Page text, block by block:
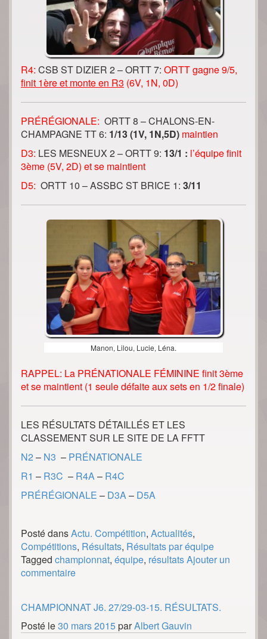
R4: CSB ST DIZIER 2 – ORTT 7: ORTT gagne 9/5,
finit 1ère et monte en R3 (6V, 1N, 0D)
PRÉRÉGIONALE: ORTT 8 –CHALONS-EN-
CHAMPAGNE TT 6: 1/13 (1V, 1N,5D) maintien
D3: LES MESNEUX 2 –ORTT 9: 13/1 : l’équipe finit
3ème (5V, 2D) et se maintient
D5: ORTT 10 –ASSBC ST BRICE 1: 3/11
Manon, Lilou, Lucie, Léna.
RAPPEL: La PRÉNATIONALE FÉMININE finit 3ème
et se maintient (1 seule défaite aux sets en 1/2 finale)
LES RÉSULTATS DÉTAILLÉS ET LES
CLASSEMENT SUR LE SITE DE LA FFTT
N2 – N3 – PRÉNATIONALE
R1 – R3C – R4A– R4C
PRÉRÉGIONALE – D3A– D5A
Posté dansActu. Compétition, Actualités,
Compétitions, Résultats, Résultats par équipe
Tagged championnat, équipe, résultatsAjouter un
commentaire
CHAMPIONNAT J6. 27/29-03-15. RÉSULTATS.
Posté le30 mars 2015parAlbert Gauvin